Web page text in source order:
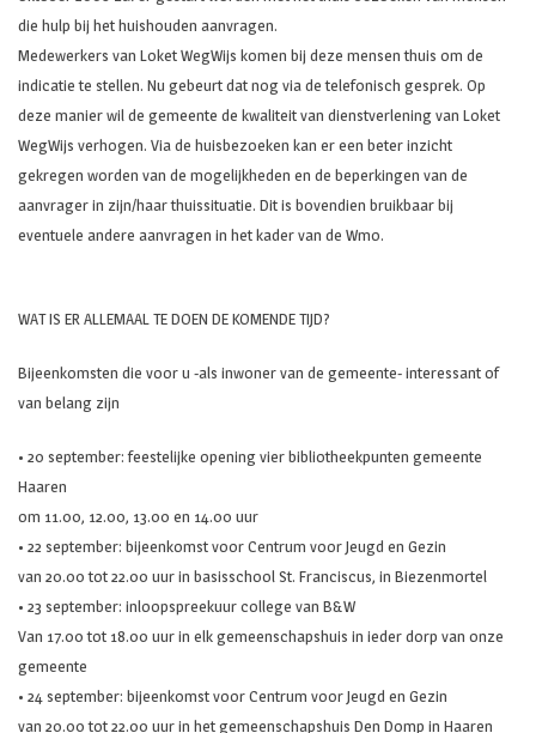
die hulp bij het huishouden aanvragen.
Medewerkers van Loket WegWijs komen bij deze mensen thuis om de
indicatie te stellen. Nu gebeurt dat nog via de telefonisch gesprek. Op
deze manier wil de gemeente de kwaliteit van dienstverlening van Loket
WegWijs verhogen. Via de huisbezoeken kan er een beter inzicht
gekregen worden van de mogelijkheden en de beperkingen van de
aanvrager in zijn/haar thuissituatie. Dit is bovendien bruikbaar bij
eventuele andere aanvragen in het kader van de Wmo.
WAT IS ER ALLEMAAL TE DOEN DE KOMENDE TIJD?
Bijeenkomsten die voor u -als inwoner van de gemeente- interessant of
van belang zijn
• 20 september: feestelijke opening vier bibliotheekpunten gemeente
Haaren
om 11.00, 12.00, 13.00 en 14.00 uur
• 22 september: bijeenkomst voor Centrum voor Jeugd en Gezin
van 20.00 tot 22.00 uur in basisschool St. Franciscus, in Biezenmortel
• 23 september: inloopspreekuur college van B&W
Van 17.00 tot 18.00 uur in elk gemeenschapshuis in ieder dorp van onze
gemeente
• 24 september: bijeenkomst voor Centrum voor Jeugd en Gezin
van 20.00 tot 22.00 uur in het gemeenschapshuis Den Domp in Haaren